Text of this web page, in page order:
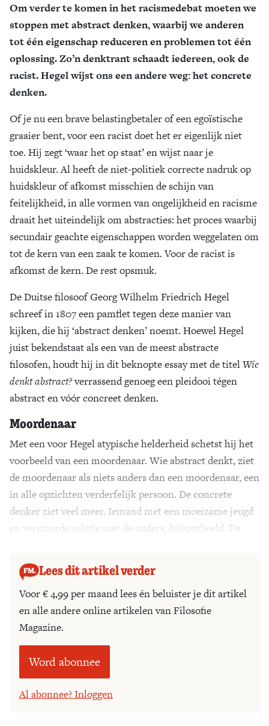
Om verder te komen in het racismedebat moeten we
stoppen met abstract denken, waarbij we anderen
tot één eigenschap reduceren en problemen tot één
oplossing. Zo’n denktrant schaadt iedereen, ook de
racist. Hegel wijst ons een andere weg: het concrete
denken.
Of je nu een brave belastingbetaler of een egoïstische
graaier bent, voor een racist doet het er eigenlijk niet
toe. Hij zegt ‘waar het op staat’ en wijst naar je
huidskleur. Al heeft de niet-politiek correcte nadruk op
huidskleur of afkomst misschien de schijn van
feitelijkheid, in alle vormen van ongelijkheid en racisme
draait het uiteindelijk om abstracties: het proces waarbij
secundair geachte eigenschappen worden weggelaten om
tot de kern van een zaak te komen. Voor de racist is
afkomst de kern. De rest opsmuk.
De Duitse filosoof Georg Wilhelm Friedrich Hegel
schreef in 1807 een pamflet tegen deze manier van
kijken, die hij ‘abstract denken’ noemt. Hoewel Hegel
juist bekendstaat als een van de meest abstracte
filosofen, houdt hij in dit beknopte essay met de titelWie
denkt abstract?verrassend genoeg een pleidooi tégen
abstract en vóór concreet denken.
Moordenaar
Met een voor Hegel atypische helderheid schetst hij het
voorbeeld van een moordenaar. Wie abstract denkt, ziet
de moordenaar als niets anders dan een moordenaar, een
in alle opzichten verderfelijk persoon. De concrete
denker ziet veel meer. Iemand met een moeizame jeugd
en verstoorde relatie met de ouders, bijvoorbeeld. De
Lees dit artikel verder
Voor € 4,99 per maand lees én beluister je dit artikel
en alle andere online artikelen van Filosofie
Magazine.
Word abonnee
Al abonnee? Inloggen